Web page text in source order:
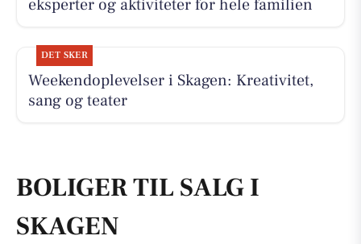
eksperter og aktiviteter for hele familien
DET SKER
Weekendoplevelser i Skagen: Kreativitet,
sang og teater
BOLIGER TIL SALG I
SKAGEN